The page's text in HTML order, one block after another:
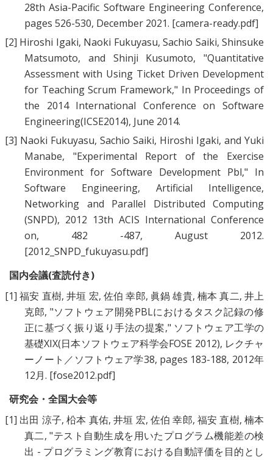
28th Asia-Pacific Software Engineering Conference,
pages 526-530, December 2021. [camera-ready.pdf]
[2] Hiroshi Igaki, Naoki Fukuyasu,Sachio Saiki,Shinsuke
Matsumoto, and Shinji Kusumoto, "Quantitative
Assessment with Using Ticket Driven Development
for Teaching Scrum Framework," In Proceedings of
the 2014 International Conference on Software
Engineering(ICSE2014), June 2014.
[3] Naoki Fukuyasu, Sachio Saiki, Hiroshi Igaki, and Yuki
Manabe, "Experimental Report of the Exercise
Environment for Software Development Pbl," In
Software Engineering, Artificial Intelligence,
Networking and Parallel Distributed Computing
(SNPD), 2012 13th ACIS International Conference
on, 482 -487, August 2012.
[2012_SNPD_fukuyasu.pdf]
国内会議(査読付き)
[1] 福安 直樹,井垣 宏, 佐伯 幸郎, 眞鍋 雄貴, 楠本 真二, 井上
克郎, "ソフトウェア開発PBLにおけるタスク記録の修
正に基づく振り返り手法の提案," ソフトウェア工学の
基礎XIX(日本ソフトウェア科学会FOSE 2012), レクチャ
ーノート／ソフトウェア学38, pages 183-188, 2012年
12月. [fose2012.pdf]
研究会・全国大会等
[1] 出田 涼子,柗本 真佑,井垣 宏, 佐伯 幸郎, 福安 直樹, 楠本
真二, "テスト自動生成を用いたプログラム機能差の検
出 - プログラミング教育における自動評価を目的とし